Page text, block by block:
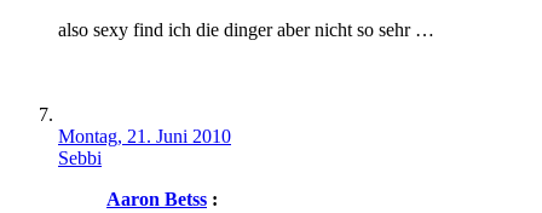
also sexy find ich die dinger aber nicht so sehr …
Montag, 21. Juni 2010
Sebbi
Aaron Betss :